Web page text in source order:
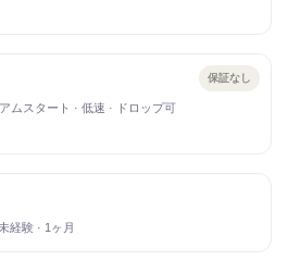
保証なし
ムスタート · 低速 · ドロップ可
経験 · 1ヶ月